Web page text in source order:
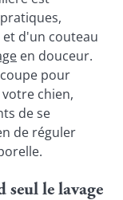
d'un couteau
en douceur.
pour
chien,
de se
de réguler
seul le lavage